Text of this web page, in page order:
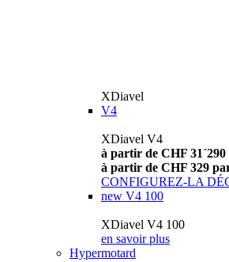
XDiavel
V4
XDiavel V4
à partir de CHF 31´290
à partir de CHF 329
CONFIGUREZ-LA
new V4 100
XDiavel V4 100
en savoir plus
Hypermotard